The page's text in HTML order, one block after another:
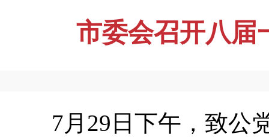
市委会召开八届
7月29日下午，致公